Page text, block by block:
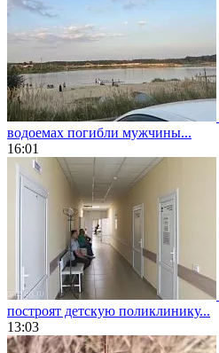
водоемах погибли мужчины...
16:01
построят детскую поликлинику...
13:03